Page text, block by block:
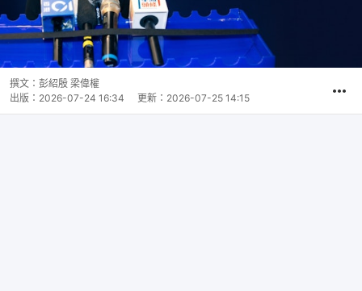
撰文： 彭紹殷 梁偉權
出版： 2026-07-24 16:34 更新： 2026-07-25 14:15